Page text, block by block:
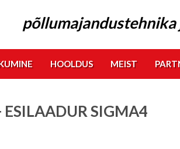
põllumajandustehnika
HOOLDUS MEIST
SIGMA4